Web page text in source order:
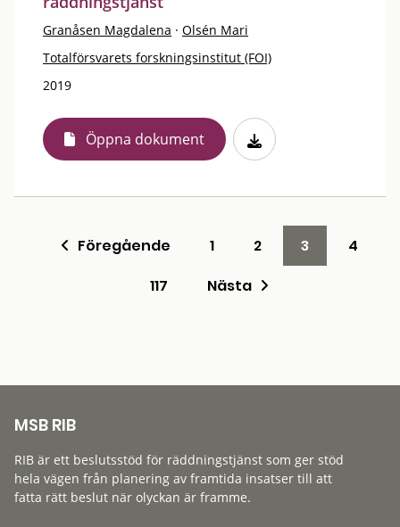
Granåsen Magdalena · Olsén Mari
Totalförsvarets forskningsinstitut (FOI)
2019
Öppna dokument
Föregående 1 2 3
4
117
Nästa
MSB RIB
RIB är ett beslutsstöd för räddningstjänst som ger stöd
hela vägen från planering av framtida insatser till att
fatta rätt beslut när olyckan är framme.